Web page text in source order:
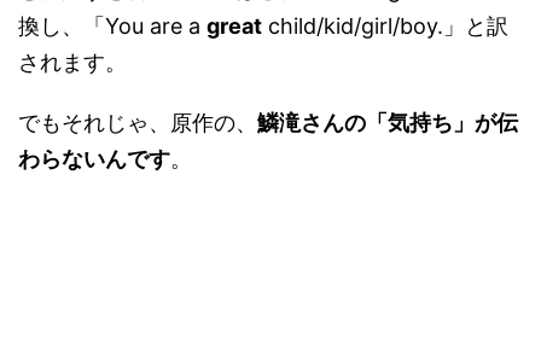
換し、「You are a great child/kid/girl/boy.」と訳
されます。
でもそれじゃ、原作の、 鱗滝さんの「気持ち」が伝
わらないんです。